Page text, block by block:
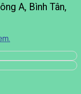
A, Bình Tân,